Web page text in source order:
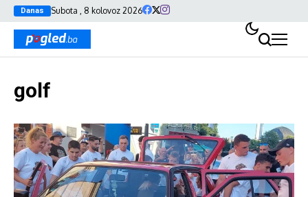
Danas Subota , 8 kolovoz 2026
golf